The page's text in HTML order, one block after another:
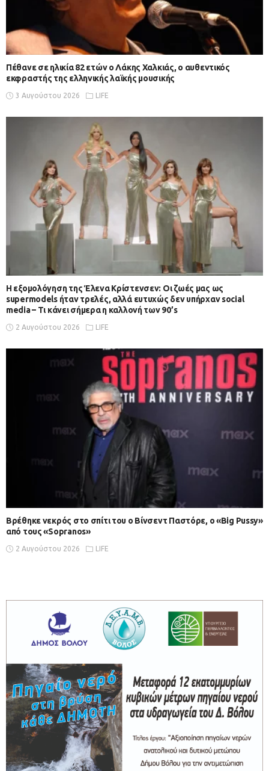
Πέθανε σε ηλικία 82 ετών ο Λάκης Χαλκιάς, ο αυθεντικός
εκφραστής της ελληνικής λαϊκής μουσικής
3 Αυγούστου 2026 LIFE
Η εξομολόγηση της Έλενα Κρίστενσεν: Οι ζωές μας ως
supermodels ήταν τρελές, αλλά ευτυχώς δεν υπήρχαν social
media – Τι κάνει σήμερα η καλλονή των 90’s
2 Αυγούστου 2026 LIFE
Βρέθηκε νεκρός στο σπίτι του ο Βίνσεντ Παστόρε, ο «Big Pussy»
από τους «Sopranos»
2 Αυγούστου 2026 LIFE